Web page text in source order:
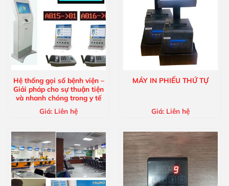
Hệ thống gọi số bệnh viện –
Giải pháp cho sự thuận tiện
và nhanh chóng trong y tế
Giá: Liên hệ
MÁY IN PHIẾU THỨ TỰ
Giá: Liên hệ